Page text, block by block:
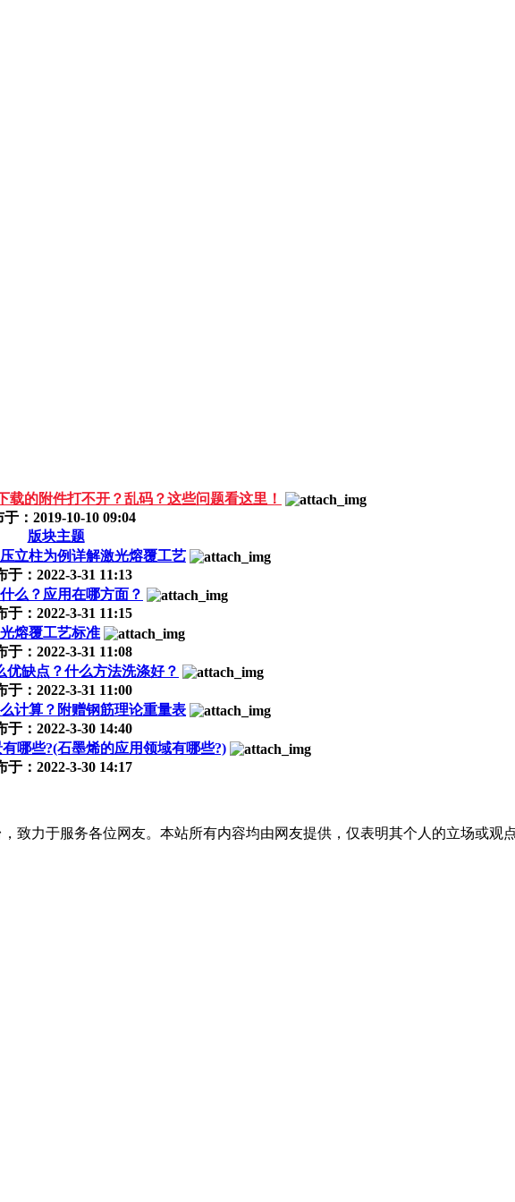
载的附件打不开？乱码？这些问题看这里！
：2019-10-10 09:04
版块主题
立柱为例详解激光熔覆工艺
于：2022-3-31 11:13
么？应用在哪方面？
于：2022-3-31 11:15
熔覆工艺标准
于：2022-3-31 11:08
优缺点？什么方法洗涤好？
于：2022-3-31 11:00
计算？附赠钢筋理论重量表
于：2022-3-30 14:40
哪些?(石墨烯的应用领域有哪些?)
于：2022-3-30 14:17
致力于服务各位网友。本站所有内容均由网友提供，仅表明其个人的立场或